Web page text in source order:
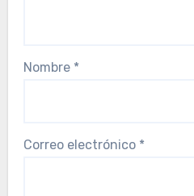
Nombre *
Correo electrónico *